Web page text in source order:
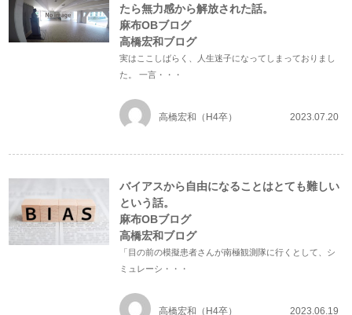
たら無力感から解放された話。
麻布OBブログ
高橋宏和ブログ
実はここしばらく、人生迷子になってしまっておりまし
た。 一言・・・
高橋宏和（H4卒） 2023.07.20
バイアスから自由になることはとても難しい
という話。
麻布OBブログ
高橋宏和ブログ
「目の前の模擬患者さんが南極観測隊に行くとして、シ
ミュレーシ・・・
高橋宏和（H4卒） 2023.06.19